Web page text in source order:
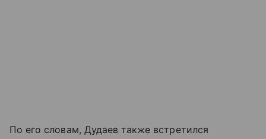
По его словам, Дудаев также встретился